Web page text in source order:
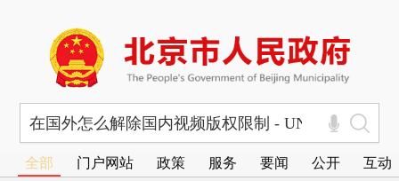
全部 门户网站 政策 服务 要闻 公开 互动